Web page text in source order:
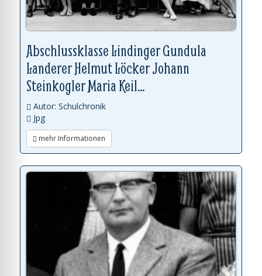
Abschlussklasse Lindinger Gundula
Landerer Helmut Löcker Johann
Steinkogler Maria Keil...
Autor: Schulchronik
Jpg
mehr Informationen